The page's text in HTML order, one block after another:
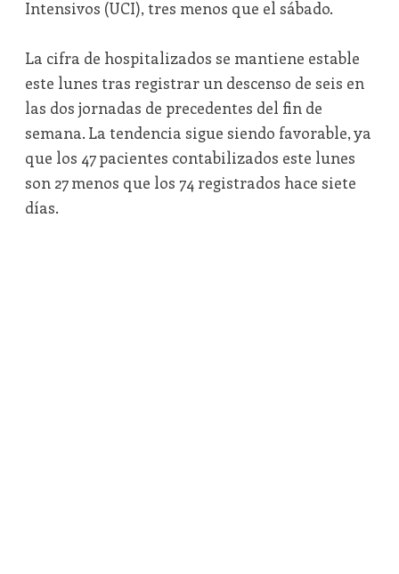
Intensivos (UCI), tres menos que el sábado.
La cifra de hospitalizados se mantiene estable
este lunes tras registrar un descenso de seis en
las dos jornadas de precedentes del fin de
semana. La tendencia sigue siendo favorable, ya
que los 47 pacientes contabilizados este lunes
son 27 menos que los 74 registrados hace siete
días.